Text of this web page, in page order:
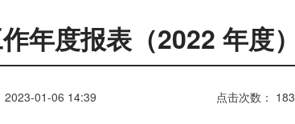
年度报表（2022 年度）
2023-01-06 14:39 点击次数： 183